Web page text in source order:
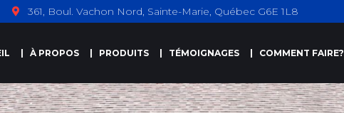
361, Boul. Vachon Nord, Sainte-Marie, Québec G6E 1L8
À PROPOS PRODUITS TÉMOIGNAGES COMMENT FAIRE?